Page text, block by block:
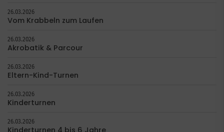
26.03.2026
Vom Krabbeln zum Laufen
26.03.2026
Akrobatik & Parcour
26.03.2026
Eltern-Kind-Turnen
26.03.2026
Kinderturnen
26.03.2026
Kinderturnen 4 bis 6 Jahre